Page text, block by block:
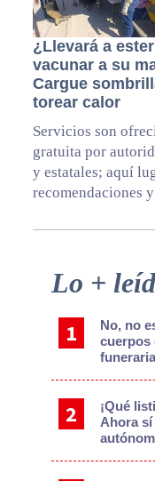
¿Llevará a
vacunar a su
Cargue
torear calor
Servicios son
gratuita por
y estatales; aquí
recomendaciones
Primary
Lo +
No, no
cuerpos
¡Qué
Ahora